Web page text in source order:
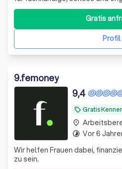
Vermittlungsarbeit. Wir führen
Vermieter und Mieter
Beteiligten. Hinter dem Gründer, Stanley Hess, steht ein
Team aus erfahrenen und Profil
Gratis
9.femoney
local_offer Gratis
9,4
Wir helfen Frauen dabei,
zu sein.
place
timelapse Vor 6